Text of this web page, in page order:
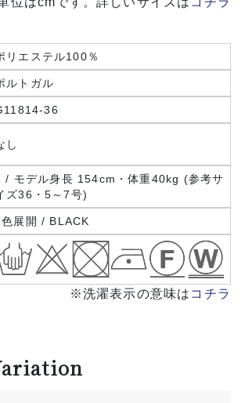
リエステル100％
ルトガル
36
し
/ モデル身長 154cm・体重40kg (参考サ
ズ36・5～7号)
色展開 / BLACK
※洗濯表示の意味は コチラ